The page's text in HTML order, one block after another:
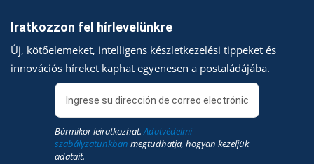
Iratkozzon fel hírlevelünkre
Új, kötőelemeket, intelligens készletkezelési tippeket és
innovációs híreket kaphat egyenesen a postaládájába.
Bármikor leiratkozhat.Adatvédelmi
szabályzatunkban megtudhatja, hogyan kezeljük
adatait.